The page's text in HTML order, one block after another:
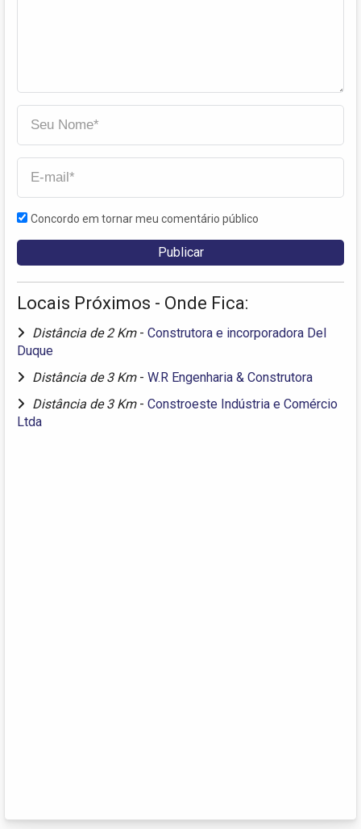
Concordo em tornar meu comentário público
Locais Próximos - Onde Fica:
Distância de 2 Km - Construtora e incorporadora Del
Duque
Distância de 3 Km - W.R Engenharia & Construtora
Distância de 3 Km - Constroeste Indústria e Comércio
Ltda